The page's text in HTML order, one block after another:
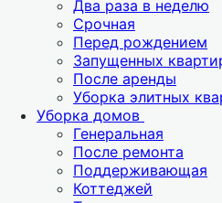
Два раза в неделю
Срочная
Перед рождением
Запущенных
После аренды
Уборка элитных
Уборка домов
Генеральная
После ремонта
Поддерживающая
Коттеджей